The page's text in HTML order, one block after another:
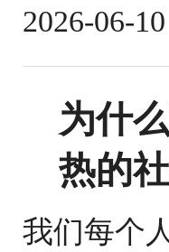
2026-06-
为什
热的
我们每个